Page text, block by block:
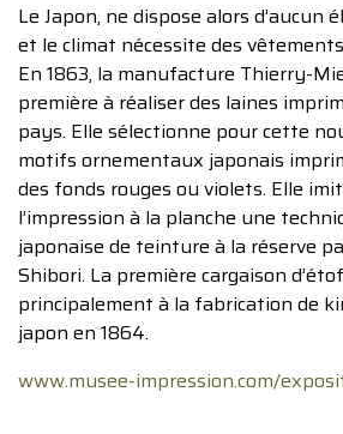
Le Japon, ne dispose alors d’aucun
et le climat nécessite des
En 1863, la manufacture Thierry-
première à réaliser des laines
pays. Elle sélectionne pour cette
motifs ornementaux japonais
des fonds rouges ou violets. Elle
l’impression à la planche une
japonaise de teinture à la réserve
Shibori. La première cargaison
principalement à la fabrication de
japon en 1864.
www.musee-impression.com/